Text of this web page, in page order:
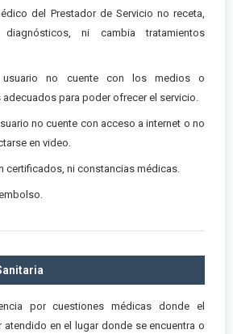
del Prestador de Servicio no receta,
ni cambia tratamientos
usuario no cuente con los medios o
para poder ofrecer el servicio.
no cuente con acceso a internet o no
en video.
certificados, ni constancias médicas.
por cuestiones médicas donde el
atendido en el lugar donde se encuentra o